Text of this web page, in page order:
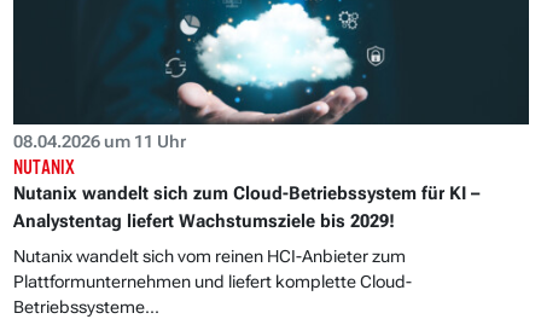
08.04.2026 um 11 Uhr
NUTANIX
Nutanix wandelt sich zum Cloud-Betriebssystem für KI –
Analystentag liefert Wachstumsziele bis 2029!
Nutanix wandelt sich vom reinen HCI-Anbieter zum
Plattformunternehmen und liefert komplette Cloud-
Betriebssysteme...